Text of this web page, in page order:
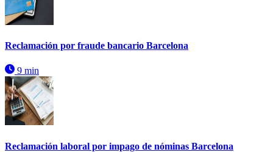
Reclamación por fraude bancario Barcelona
9 min
Reclamación laboral por impago de nóminas Barcelona